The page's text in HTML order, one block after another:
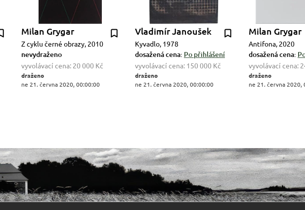
Milan Grygar
Z cyklu černé obrazy, 2010
nevydraženo
vyvolávací cena: 20 000 Kč
draženo
ne 21. června 2020, 00:00:00
Vladimír Janoušek
Kyvadlo, 1978
dosažená cena: Po přihlášení
vyvolávací cena: 150 000 Kč
draženo
ne 21. června 2020, 00:00:00
Milan Grygar
Antifona, 2020
dosažená cena:
vyvolávací cena:
draženo
ne 21. června 2020,